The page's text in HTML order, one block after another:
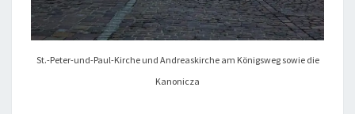
St.-Peter-und-Paul-Kirche und Andreaskirche am Königsweg sowie die
Kanonicza